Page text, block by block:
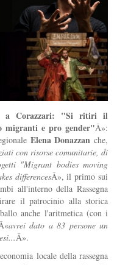
a Corazzari: "Si ritiri il
migranti e pro gender"Â»:
Elena Donazzan che,
con risorse comunitarie, di
"Migrant bodies moving
differencesÂ», il primo sui
all'interno della Rassegna
il patrocinio alla storica
anche l'aritmetica (con i
avrei dato a 83 persone un
Â».
locale della rassegna